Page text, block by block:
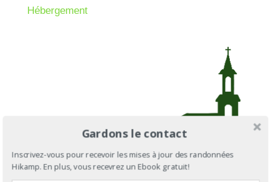
Hébergement
Gardons le contact
Inscrivez-vous pour recevoir les mises à jour des randonnées
Hikamp. En plus, vous recevrez un Ebook gratuit!